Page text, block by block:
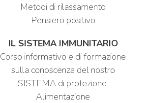
Metodi di rilassamento
Pensiero positivo
IL SISTEMA IMMUNITARIO
Corso informativo e di formazione
sulla conoscenza del nostro
SISTEMA di protezione.
Alimentazione